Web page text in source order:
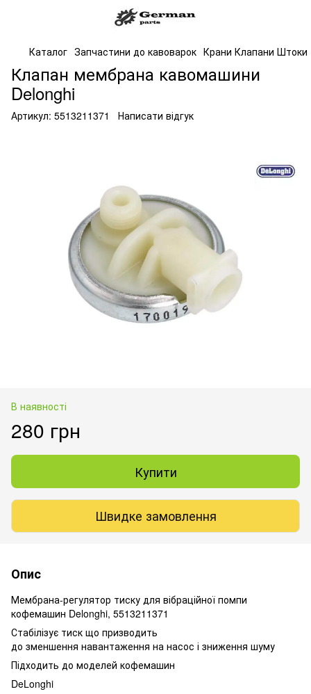
Каталог Запчастини до кавоварок Крани Клапани Штоки
Клапан мембрана кавомашини
Delonghi
Артикул: 5513211371 Написати відгук
В наявності
280 грн
Купити
Швидке замовлення
Опис
Мембрана-регулятор тиску для вібраційної помпи
кофемашин Delonghi, 5513211371
Стабілізує тиск що призводить
до зменшення навантаження на насос і зниження шуму
Підходить до моделей кофемашин
DeLonghi